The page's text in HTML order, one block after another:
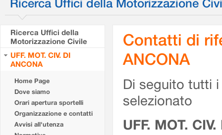
Ricerca Uffici della Motorizzazione
Ricerca Uffici della
Motorizzazione Civile
UFF. MOT. CIV. DI
ANCONA
Home Page
Dove siamo
Orari apertura sportelli
Organizzazione e contatti
Avvisi all'utenza
Contatti di
ANCONA
Di seguito tutti
selezionato
UFF. MOT.